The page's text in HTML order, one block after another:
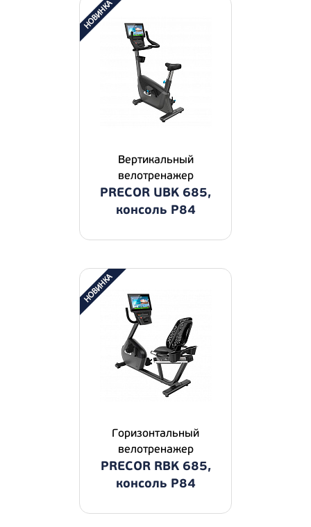
Вертикальный
велотренажер
PRECOR UBK 685,
консоль P84
Горизонтальный
велотренажер
PRECOR RBK 685,
консоль P84